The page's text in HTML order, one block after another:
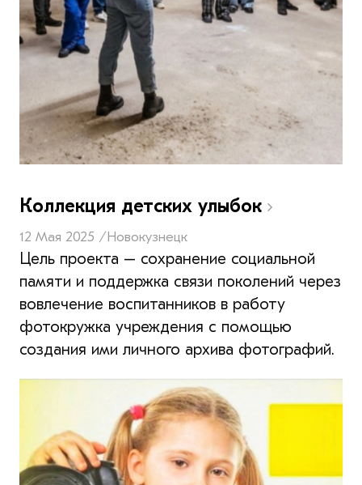
Коллекция детских улыбок
12 Мая 2025 /Новокузнецк
Цель проекта – сохранение социальной
памяти и поддержка связи поколений через
вовлечение воспитанников в работу
фотокружка учреждения с помощью
создания ими личного архива фотографий.